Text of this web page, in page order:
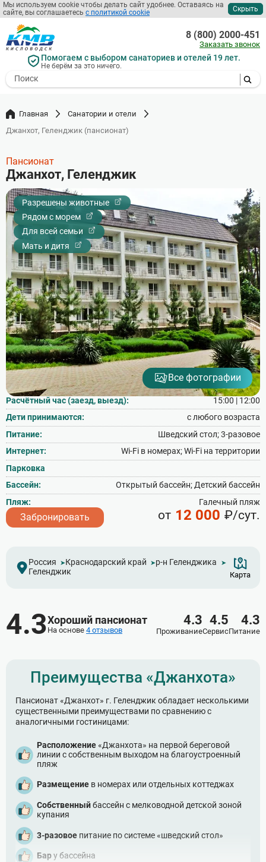
Мы используем cookie чтобы делать сайт удобнее. Оставаясь на
сайте, вы соглашаетесь с политикой cookie Скрыть
Перейти
основному
содержаниюПомогаем с выбором санаториев и отелей 19 лет.
Не берём за это ничего.
- I agree to the processing of my
8 (800) 2000-451
Заказать звонок
Главная
Санатории и отели
Джанхот, Геленджик (пансионат)
Пансионат
Джанхот, Геленджик
Разрешены животные
Рядом с морем
Для всей семьи
Мать и дитя
Все фотографии
Расчётный час (заезд, выезд):
15:00 | 12:00
Дети принимаются:
с любого возраста
Питание:
Шведский стол; 3‑разовое
Интернет:
Wi‑Fi в номерах; Wi‑Fi на территории
Парковка
Бассейн:
Открытый бассейн; Детский бассейн
Пляж:
Галечный пляж
Забронировать от 12 000 ₽/сут.
Россия Краснодарский край
р-н Геленджика
Геленджик
Карта
4.3Хороший пансионат
На основе 4 отзывов
4.3
Проживание
4.5
Сервис
4.3
Питание
Преимущества «Джанхота»
Пансионат «Джанхот» г. Геленджик обладает несколькими
существенными преимуществами по сравнению с
аналогичными гостиницами:
Расположение«Джанхота» на первой береговой
линии с собственным выходом на благоустроенный
пляж
Размещение в номерах или отдельных коттеджах
Собственныйбассейн с мелководной детской зоной
купания
3-разовое питание по системе «шведский стол»
Бару бассейна